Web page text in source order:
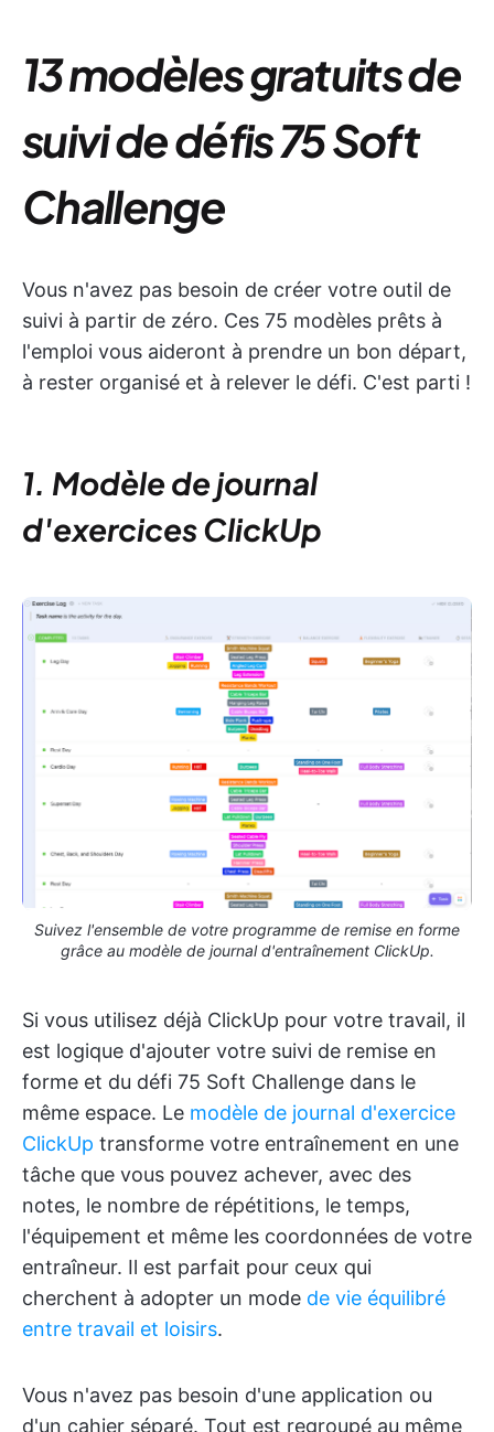
13 modèles gratuits de
suivi de défis 75 Soft
Challenge
Vous n'avez pas besoin de créer votre outil de
suivi à partir de zéro. Ces 75 modèles prêts à
l'emploi vous aideront à prendre un bon départ,
à rester organisé et à relever le défi. C'est parti !
1. Modèle de journal
d'exercices ClickUp
Suivez l'ensemble de votre programme de remise en forme
grâce au modèle de journal d'entraînement ClickUp.
Si vous utilisez déjà ClickUp pour votre travail, il
est logique d'ajouter votre suivi de remise en
forme et du défi 75 Soft Challenge dans le
même espace. Le modèle de journal d'exercice
ClickUp transforme votre entraînement en une
tâche que vous pouvez achever, avec des
notes, le nombre de répétitions, le temps,
l'équipement et même les coordonnées de votre
entraîneur. Il est parfait pour ceux qui
cherchent à adopter un mode de vie équilibré
entre travail et loisirs.
Vous n'avez pas besoin d'une application ou
d'un cahier séparé. Tout est regroupé au même